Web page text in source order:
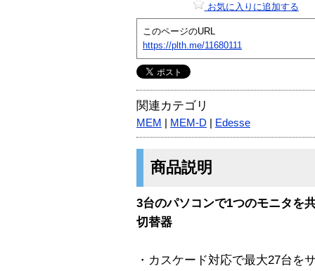
お気に入りに追加する
このページのURL
https://plth.me/11680111
関連カテゴリ
MEM MEM-D Edesse
商品説明
3台のパソコンで1つのモニタを
切替器
・カスケード対応で最大27台を